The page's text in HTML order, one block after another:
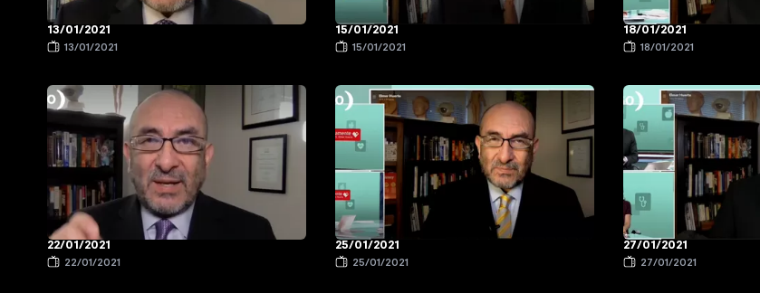
13/01/2021
13/01/2021
15/01/2021
15/01/2021
18/01/2021
18/01/2021
22/01/2021
22/01/2021
25/01/2021
25/01/2021
27/01/2021
27/01/2021